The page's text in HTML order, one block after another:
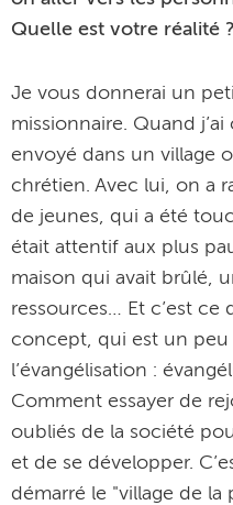
Quelle est votre réalité ?
Je vous donnerai un
missionnaire. Quand j’ai
envoyé dans un village
chrétien. Avec lui, on a
de jeunes, qui a été
était attentif aux plus
maison qui avait brûlé,
ressources… Et c’est ce
concept, qui est un peu
l’évangélisation :
Comment essayer de
oubliés de la société
et de se développer.
démarré le "village de la